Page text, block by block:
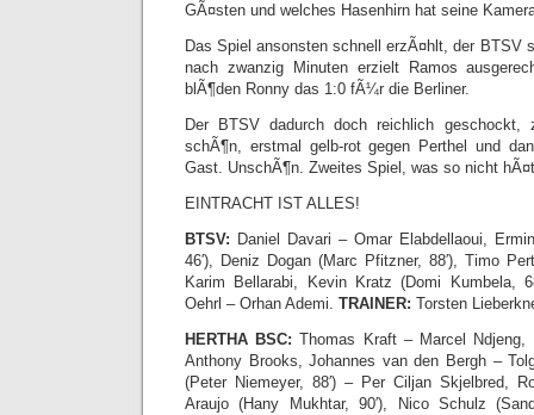
GÃ¤sten und welches Hasenhirn hat seine
Das Spiel ansonsten schnell erzÃ¤hlt, der BTSV
nach zwanzig Minuten erzielt Ramos
blÃ¶den Ronny das 1:0 fÃ¼r die Berliner.
Der BTSV dadurch doch reichlich geschockt,
schÃ¶n, erstmal gelb-rot gegen Perthel und
Gast. UnschÃ¶n. Zweites Spiel, was so nicht
EINTRACHT IST ALLES!
BTSV: Daniel Davari – Omar Elabdellaoui,
46′), Deniz Dogan (Marc Pfitzner, 88′), Timo
Karim Bellarabi, Kevin Kratz (Domi Kumbela,
Oehrl – Orhan Ademi. TRAINER: Torsten
HERTHA BSC: Thomas Kraft – Marcel Ndjeng,
Anthony Brooks, Johannes van den Bergh –
(Peter Niemeyer, 88′) – Per Ciljan Skjelbred,
Araujo (Hany Mukhtar, 90′), Nico Schulz